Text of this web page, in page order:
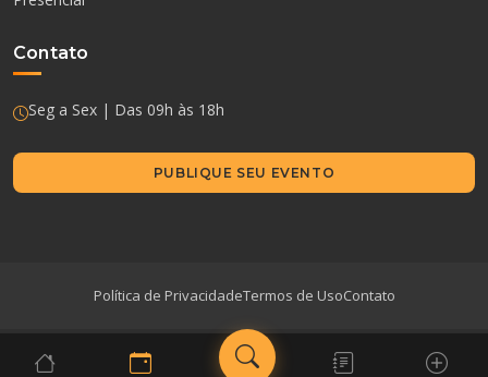
Contato
Seg a Sex | Das 09h às 18h
PUBLIQUE SEU EVENTO
Política de PrivacidadeTermos de UsoContato